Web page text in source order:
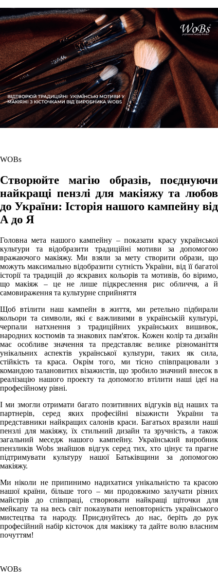
WOBs
Створюйте магію образів, поєднуючи
найкращі пензлі для макіяжу та любов
до України: Історія нашого кампейну від
А до Я
Головна мета нашого кампейну – показати красу української
культури та відобразити традиційні мотиви за допомогою
вражаючого макіяжу. Ми взяли за мету створити образи, що
можуть максимально відобразити сутність України, від її багатої
історії та традицій до яскравих кольорів та мотивів, бо віримо,
що макіяж – це не лише підкреслення рис обличчя, а й
самовираження та культурне сприйняття
Щоб втілити наш кампейн в життя, ми ретельно підбирали
кольори та символи, які є важливими в українській культурі,
черпали натхнення з традиційних українських вишивок,
народних костюмів та знакових пам'яток. Кожен колір та дизайн
має особливе значення та представляє велике різноманіття
унікальних аспектів української культури, таких як сила,
стійкість та краса. Окрім того, ми тісно співпрацювали з
командою талановитих візажистів, що зробило значний внесок в
реалізацію нашого проекту та допомогло втілити наші ідеї на
професійному рівні.
І ми змогли отримати багато позитивних відгуків від наших та
партнерів, серед яких професійні візажисти України та
представники найкращих салонів краси. Багатьох вразили наші
пензлі для макіяжу, їх стильний дизайн та зручність, а також
загальний меседж нашого кампейну. Український виробник
пензликів Wobs знайшов відгук серед тих, хто цінує та прагне
підтримувати культуру нашої Батьківщини за допомогою
макіяжу.
Ми ніколи не припинимо надихатися унікальністю та красою
нашої країни, більше того – ми продовжимо залучати різних
майстрів до співпраці, створювати найкращі щіточки для
мейкапу та на весь світ показувати неповторність українського
мистецтва та народу. Приєднуйтесь до нас, беріть до рук
професійний набір кісточок для макіяжу та дайте волю власним
почуттям!
WOBs